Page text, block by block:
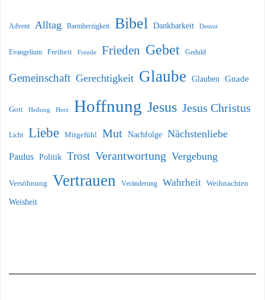
Advent Alltag Barmherzigkeit Bibel Dankbarkeit Demut
Evangelium Freiheit Freude Frieden Gebet Geduld
Gemeinschaft Gerechtigkeit Glaube Glauben Gnade
Gott Heilung Herz Hoffnung Jesus Jesus Christus
Licht Liebe Mitgefühl Mut Nachfolge Nächstenliebe
Paulus Politik Trost Verantwortung Vergebung
Versöhnung Vertrauen Veränderung Wahrheit Weihnachten
Weisheit